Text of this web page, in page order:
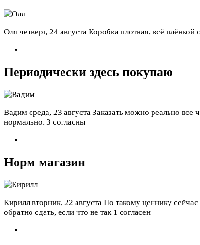
Оля четверг, 24 августа Коробка плотная, всё плёнкой
Периодически здесь покупаю
Вадим среда, 23 августа Заказать можно реально все
нормально. 3 согласны
Норм магазин
Кирилл вторник, 22 августа По такому ценнику
обратно сдать, если что не так 1 согласен